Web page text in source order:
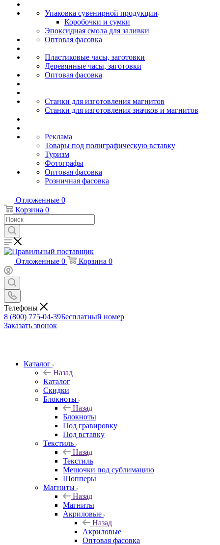
Упаковка сувенирной продукции
Коробочки и сумки
Эпоксидная смола для заливки
Оптовая фасовка
Пластиковые часы, заготовки
Деревянные часы, заготовки
Оптовая фасовка
Станки для изготовления магнитов
Станки для изготовления значков и магнитов
Реклама
Товары под полиграфическую вставку
Туризм
Фотографы
Оптовая фасовка
Розничная фасовка
Отложенные 0
Корзина 0
Отложенные 0 Корзина 0
Телефоны
8 (800) 775-04-39Бесплатный номер
Заказать звонок
Каталог
Назад
Каталог
Скидки
Блокноты
Назад
Блокноты
Под гравировку
Под вставку
Текстиль
Назад
Текстиль
Мешочки под сублимацию
Шопперы
Магниты
Назад
Магниты
Акриловые
Назад
Акриловые
Оптовая фасовка